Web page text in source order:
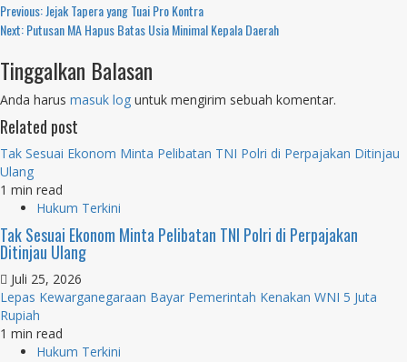
Previous:Jejak Tapera yang Tuai Pro Kontra
Next:Putusan MA Hapus Batas Usia Minimal Kepala Daerah
Tinggalkan Balasan
Anda harus masuk log untuk mengirim sebuah komentar.
Related post
Tak Sesuai Ekonom Minta Pelibatan TNI Polri di Perpajakan Ditinjau
Ulang
1 min read
Hukum Terkini
Tak Sesuai Ekonom Minta Pelibatan TNI Polri di Perpajakan
Ditinjau Ulang
Juli 25, 2026
Lepas Kewarganegaraan Bayar Pemerintah Kenakan WNI 5 Juta
Rupiah
1 min read
Hukum Terkini